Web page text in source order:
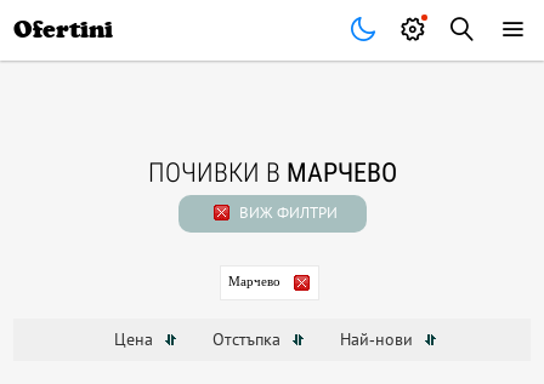
Ofertini
ПОЧИВКИ В МАРЧЕВО
ВИЖ ФИЛТРИ
Марчево
Цена Отстъпка Най-нови